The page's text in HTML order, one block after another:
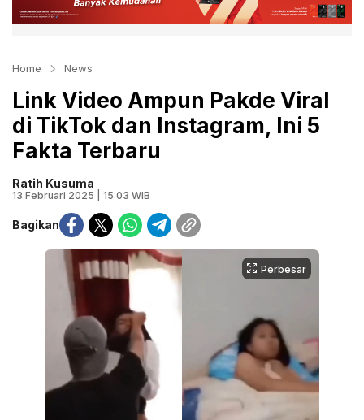
Home News
Link Video Ampun Pakde Viral
di TikTok dan Instagram, Ini 5
Fakta Terbaru
Ratih Kusuma
13 Februari 2025 | 15:03 WIB
Bagikan
Perbesar